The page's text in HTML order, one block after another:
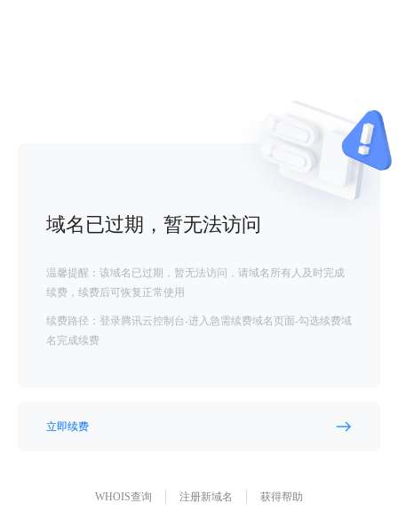
域名已过期，暂无法访问
温馨提醒：该域名已过期，暂无法访问，请域名所有人及时完成
续费，续费后可恢复正常使用
续费路径：登录腾讯云控制台-进入急需续费域名页面-勾选续费域
名完成续费
立即续费
WHOIS查询 注册新域名 获得帮助